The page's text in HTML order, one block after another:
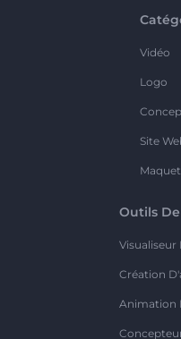
Vidéo
Logo
Site
Outils
Visualiseur
Création
Animation